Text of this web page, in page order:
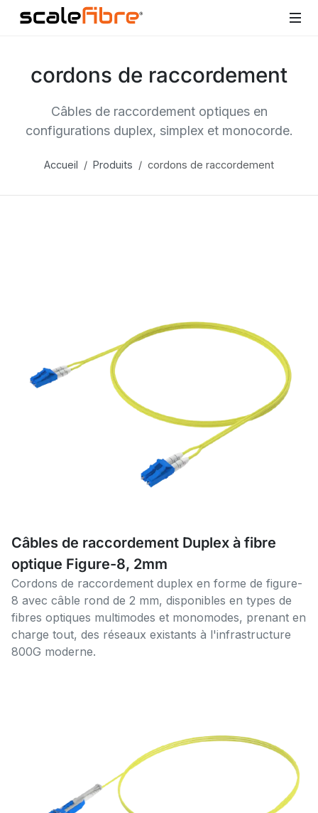
cordons de raccordement
Câbles de raccordement optiques en
configurations duplex, simplex et monocorde.
Accueil Produits cordons de raccordement
Câbles de raccordement Duplex à fibre
optique Figure-8, 2mm
Cordons de raccordement duplex en forme de figure-
8 avec câble rond de 2 mm, disponibles en types de
fibres optiques multimodes et monomodes, prenant en
charge tout, des réseaux existants à l'infrastructure
800G moderne.